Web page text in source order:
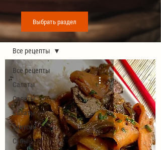
Все рецепты
Все рецепты
Салаты
Салаты
Салаты
Закуски
Супы
Все рецепты
Выбрать раздел